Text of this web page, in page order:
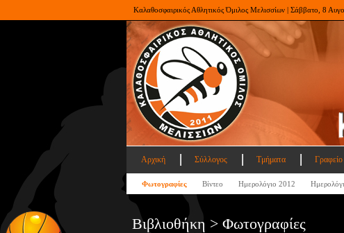
Καλαθοσφαιρικός Αθλητικός Όμιλος Μελισσίων | Σάββατο, 8
Αρχική Σύλλογος Τμήματα
Φωτογραφίες Βίντεο Ημερολόγιο 2012
Βιβλιοθήκη > Φωτογραφίες